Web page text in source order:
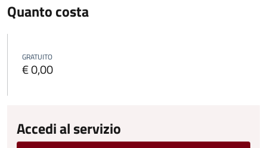
Quanto costa
GRATUITO
€ 0,00
Accedi al servizio